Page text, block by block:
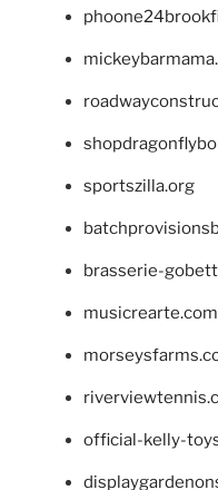
sportszilla.org
brasserie-
musicrearte.com
official-kelly-